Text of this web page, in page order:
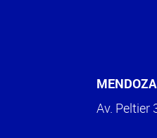
Av. Peltier